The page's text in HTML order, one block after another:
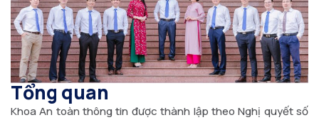
Tổng quan
Khoa An toàn thông tin được thành lập theo Nghị quyết số